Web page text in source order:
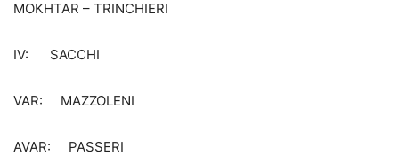
MOKHTAR – TRINCHIERI
IV: SACCHI
VAR: MAZZOLENI
AVAR: PASSERI